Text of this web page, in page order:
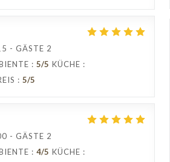
- GÄSTE 2
: 5/5 KÜCHE :
: 5/5
- GÄSTE 2
: 4/5 KÜCHE :